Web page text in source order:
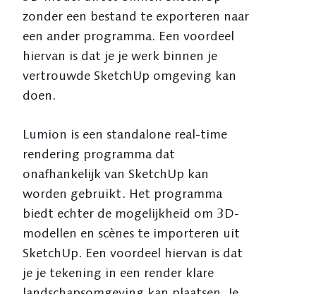
zonder een bestand te exporteren naar
een ander programma. Een voordeel
hiervan is dat je je werk binnen je
vertrouwde SketchUp omgeving kan
doen.
Lumion is een standalone real-time
rendering programma dat
onafhankelijk van SketchUp kan
worden gebruikt. Het programma
biedt echter de mogelijkheid om 3D-
modellen en scènes te importeren uit
SketchUp. Een voordeel hiervan is dat
je je tekening in een render klare